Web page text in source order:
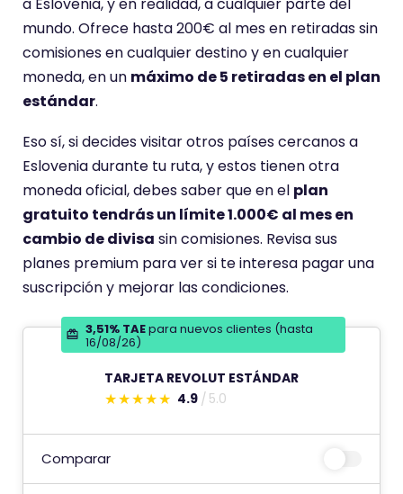
mundo. Ofrece hasta 200€ al mes en retiradas sin
comisiones en cualquier destino y en cualquier
moneda, en un máximo de 5 retiradas en el plan
estándar.
Eso sí, si decides visitar otros países cercanos a
Eslovenia durante tu ruta, y estos tienen otra
moneda oficial, debes saber que en el plan
gratuito tendrás un límite 1.000€ al mes en
cambio de divisa sin comisiones. Revisa sus
planes premium para ver si te interesa pagar una
suscripción y mejorar las condiciones.
3,51% TAEpara nuevos clientes (hasta
16/08/26)
TARJETA REVOLUT ESTÁNDAR
E
s
t
e
4.9 5.0
Comparar